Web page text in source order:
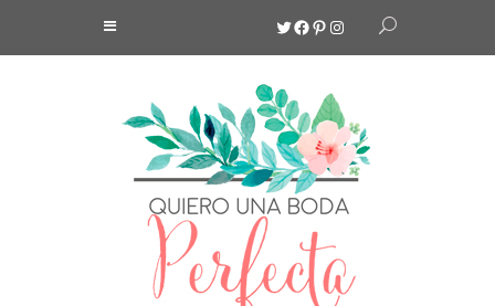
Twitter
Facebook
Pinterest
Instagram